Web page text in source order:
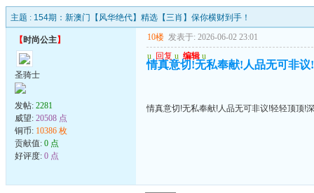
主题 : 154期：新澳门【风华绝代】精选【三肖】保你横财到手！
【时尚公主】
圣骑士
发帖: 2281
威望: 20508 点
铜币: 10386 枚
贡献值: 0 点
好评度: 0 点
10楼 发表于: 2026-06-02 23:01
u 回复 u 编辑 u
情真意切!无私奉献!人品无可非
情真意切!无私奉献!人品无可非议!轻轻顶顶!